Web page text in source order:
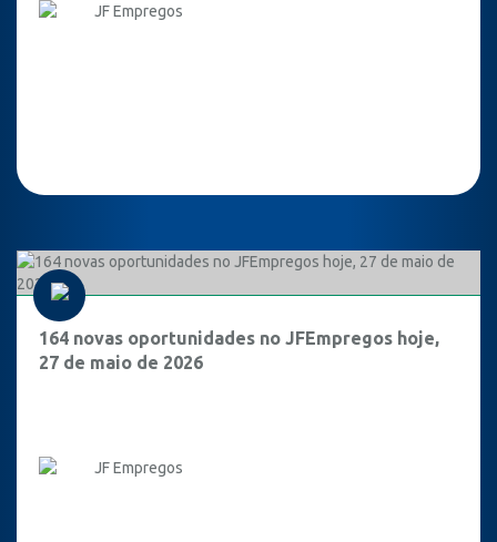
JF Empregos
164 novas oportunidades no JFEmpregos hoje,
27 de maio de 2026
JF Empregos